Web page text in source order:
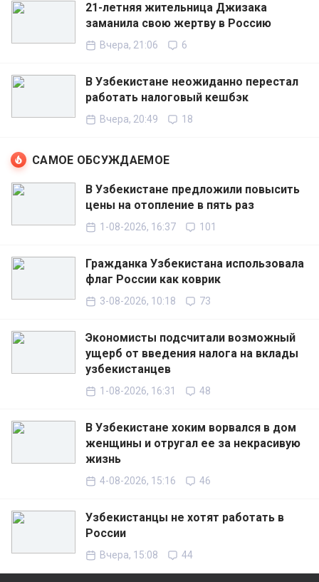
21-летняя жительница Джизака
заманила свою жертву в Россию
Вчера, 21:06 6
В Узбекистане неожиданно перестал
работать налоговый кешбэк
Вчера, 20:49 18
САМОЕ ОБСУЖДАЕМОЕ
В Узбекистане предложили повысить
цены на отопление в пять раз
1-08-2026, 16:37 101
Гражданка Узбекистана использовала
флаг России как коврик
3-08-2026, 10:18 73
Экономисты подсчитали возможный
ущерб от введения налога на вклады
узбекистанцев
1-08-2026, 16:31 48
В Узбекистане хоким ворвался в дом
женщины и отругал ее за некрасивую
жизнь
4-08-2026, 15:16 46
Узбекистанцы не хотят работать в
России
Вчера, 15:08 44